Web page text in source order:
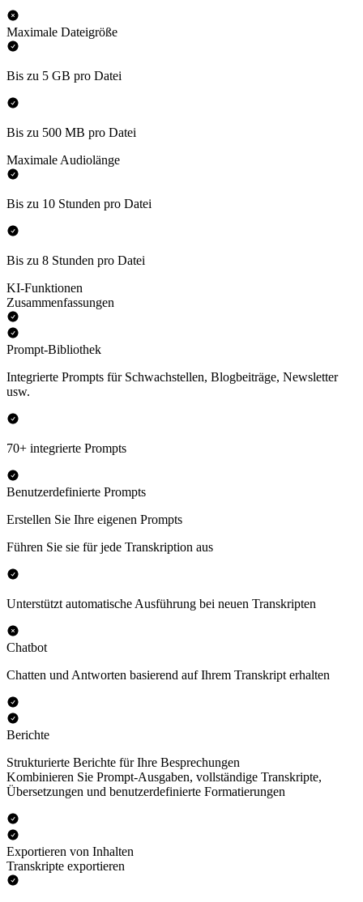
Maximale Dateigröße
Bis zu 5 GB pro Datei
Bis zu 500 MB pro Datei
Maximale Audiolänge
Bis zu 10 Stunden pro Datei
Bis zu 8 Stunden pro Datei
KI-Funktionen
Zusammenfassungen
Prompt-Bibliothek
Integrierte Prompts für Schwachstellen, Blogbeiträge, Newsletter
usw.
70+ integrierte Prompts
Benutzerdefinierte Prompts
Erstellen Sie Ihre eigenen Prompts
Führen Sie sie für jede Transkription aus
Unterstützt automatische Ausführung bei neuen Transkripten
Chatbot
Chatten und Antworten basierend auf Ihrem Transkript erhalten
Berichte
Strukturierte Berichte für Ihre Besprechungen
Kombinieren Sie Prompt-Ausgaben, vollständige Transkripte,
Übersetzungen und benutzerdefinierte Formatierungen
Exportieren von Inhalten
Transkripte exportieren